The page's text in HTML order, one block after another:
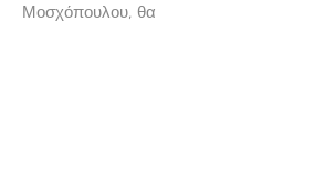
Μοσχόπουλου, θα